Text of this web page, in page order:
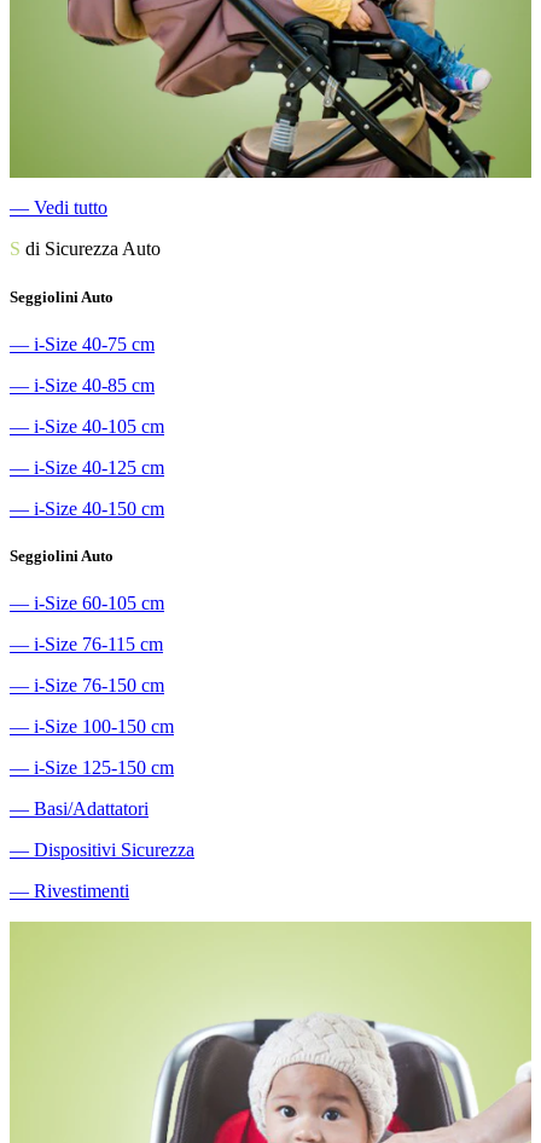
― Vedi tutto
S di Sicurezza Auto
Seggiolini Auto
― i-Size 40-75 cm
― i-Size 40-85 cm
― i-Size 40-105 cm
― i-Size 40-125 cm
― i-Size 40-150 cm
Seggiolini Auto
― i-Size 60-105 cm
― i-Size 76-115 cm
― i-Size 76-150 cm
― i-Size 100-150 cm
― i-Size 125-150 cm
― Basi/Adattatori
― Dispositivi Sicurezza
― Rivestimenti